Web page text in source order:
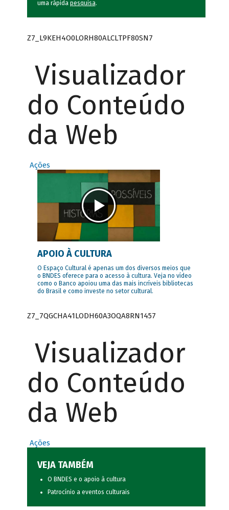
uma rápida pesquisa.
Z7_L9KEH4O0LORH80ALCLTPF80SN7
Visualizador
do Conteúdo
da Web
Ações
APOIO À CULTURA
O Espaço Cultural é apenas um dos diversos meios que
o BNDES oferece para o acesso à cultura. Veja no vídeo
como o Banco apoiou uma das mais incríveis bibliotecas
do Brasil e como investe no setor cultural.
Z7_7QGCHA41LODH60A3OQA8RN1457
Visualizador
do Conteúdo
da Web
Ações
VEJA TAMBÉM
O BNDES e o apoio à cultura
Patrocínio a eventos culturais